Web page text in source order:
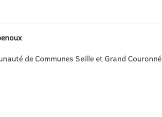
de Communes Seille et Grand Couronné